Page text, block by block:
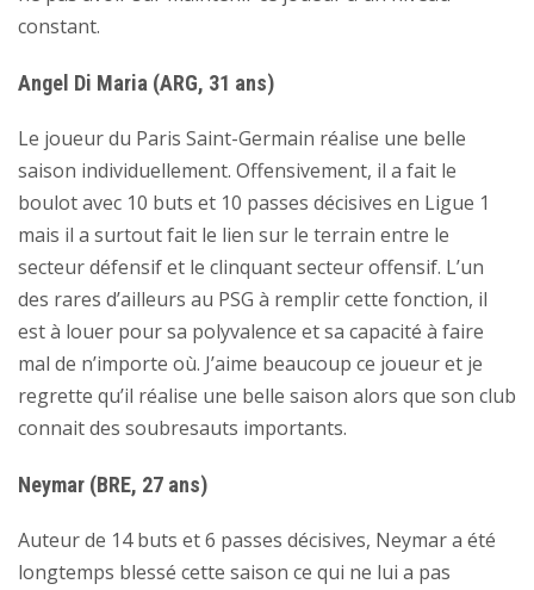
constant.
Angel Di Maria (ARG, 31 ans)
Le joueur du Paris Saint-Germain réalise une belle
saison individuellement. Offensivement, il a fait le
boulot avec 10 buts et 10 passes décisives en Ligue 1
mais il a surtout fait le lien sur le terrain entre le
secteur défensif et le clinquant secteur offensif. L’un
des rares d’ailleurs au PSG à remplir cette fonction, il
est à louer pour sa polyvalence et sa capacité à faire
mal de n’importe où. J’aime beaucoup ce joueur et je
regrette qu’il réalise une belle saison alors que son club
connait des soubresauts importants.
Neymar (BRE, 27 ans)
Auteur de 14 buts et 6 passes décisives, Neymar a été
longtemps blessé cette saison ce qui ne lui a pas